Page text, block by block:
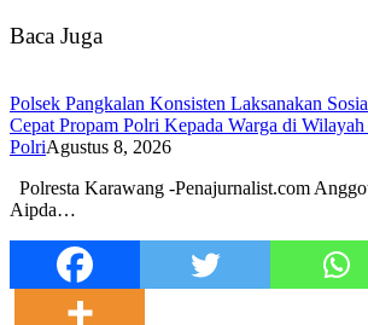
Baca Juga
Polsek Pangkalan Konsisten Laksanakan
Cepat Propam Polri Kepada Warga di
PolriAgustus 8, 2026
Polresta Karawang -Penajurnalist.com
Aipda…